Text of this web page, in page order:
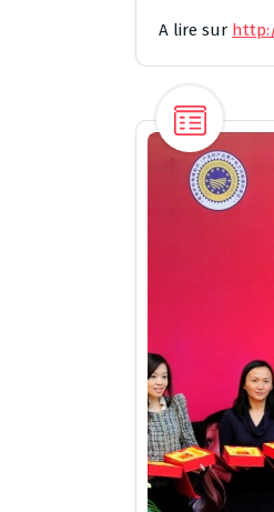
A lire sur